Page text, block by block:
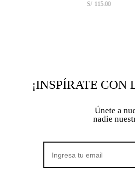
115.00
¡INSPÍRATE
Únete a
nadie